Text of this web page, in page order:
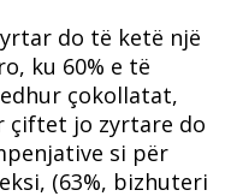
do të ketë një
ku 60% e të
çokollatat,
çiftet jo zyrtare do
si për
(63%, bizhuteri